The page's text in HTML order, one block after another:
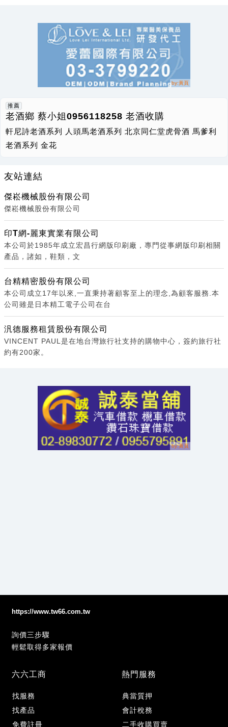
推薦
老酒鄉 蔡小姐0956118258 老酒收購
軒尼詩老酒系列 人頭馬老酒系列 北京同仁堂虎骨酒 馬爹利
老酒系列 金花
友站連結
傑崧機械股份有限公司
傑崧機械股份有限公司
印T網-麗東實業有限公司
本公司於1985年成立宏昌行網版印刷廠，專門從事網版印刷相關
產品，諸如，鞋類，文
台精精密股份有限公司
本公司成立17年以來,一直秉持著顧客至上的理念,為顧客服務.本
公司雖是日本精工電子公司在台
汎德服務租賃股份有限公司
VINCENT PAUL是在地台灣旅行社支持的購物中心，簽約旅行社
約有200家。
https://www.tw66.com.tw
詢價三步驟
輕鬆取得多家報價
六六工商
找服務
找產品
免費註冊
熱門服務
典當質押
會計稅務
二手收購買賣